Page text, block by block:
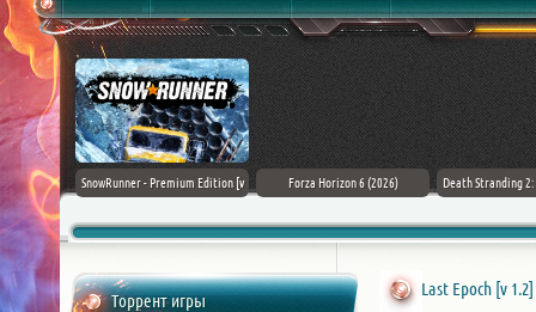
Flag
PC
SnowRunner - Premium Edition [v
Forza Horizon 6 (2026) Death Stranding
Торрент игры
Last Epoch [v